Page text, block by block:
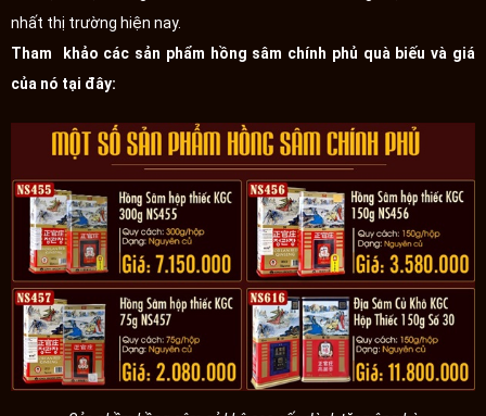
nhất thị trường hiện nay.
Tham khảo các sản phẩm hồng sâm chính phủ quà biếu và giá
của nó tại đây: